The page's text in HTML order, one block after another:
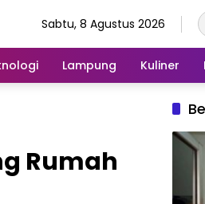
Sabtu, 8 Agustus 2026
Lampung Kuliner
Rumah